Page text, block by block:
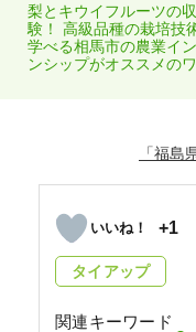
梨とキウイフルーツの
験！ 高級品種の栽培技
学べる相馬市の農業イ
ンシップがオススメの
「福島
+1
タイアップ
関連キーワード